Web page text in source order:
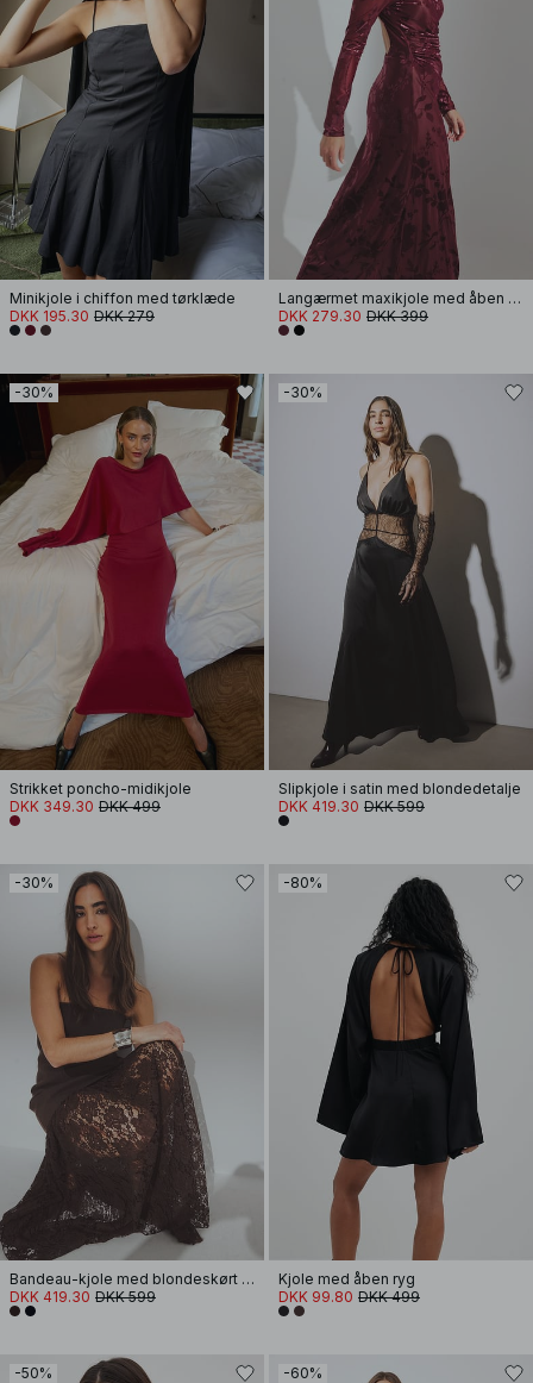
Minikjole i chiffon med tørklæde
DKK 195.30 DKK 279
Langærmet maxikjole med åben ryg
DKK 279.30 DKK 399
-30%
Strikket poncho-midikjole
DKK 349.30 DKK 499
-30%
Slipkjole i satin med blondedetalje
DKK 419.30 DKK 599
-30%
Bandeau-kjole med blondeskørt og skulpturel pasform
DKK 419.30 DKK 599
-80%
Kjole med åben ryg
DKK 99.80 DKK 499
-50% -60%